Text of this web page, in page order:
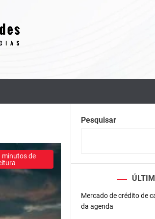
minutos de
Pesquisar
Mercado de crédito de
da agenda